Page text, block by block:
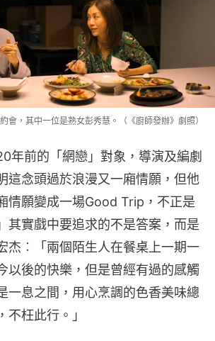
會，其中一位是熟女彭秀慧。（《廚師發辦》劇照）
年前的「網戀」對象，導演及編劇
這念頭過於浪漫又一廂情願，但他
情願變成一場Good Trip，不正是
其實戲中要追求的不是答案，而是
杰︰「兩個陌生人在餐桌上一期一
以後的快樂，但是曾經有過的感觸
一息之間，用心烹調的色香美味總
不枉此行。」